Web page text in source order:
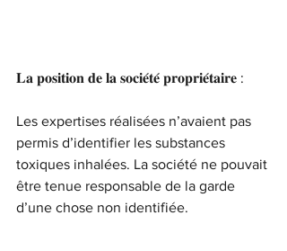
𝐋𝐚 𝐩𝐨𝐬𝐢𝐭𝐢𝐨𝐧 𝐝𝐞 𝐥𝐚 𝐬𝐨𝐜𝐢𝐞́𝐭𝐞́ 𝐩𝐫𝐨𝐩𝐫𝐢𝐞́𝐭𝐚𝐢𝐫𝐞 :
Les expertises réalisées n’avaient pas
permis d’identifier les substances
toxiques inhalées. La société ne pouvait
être tenue responsable de la garde
d’une chose non identifiée.